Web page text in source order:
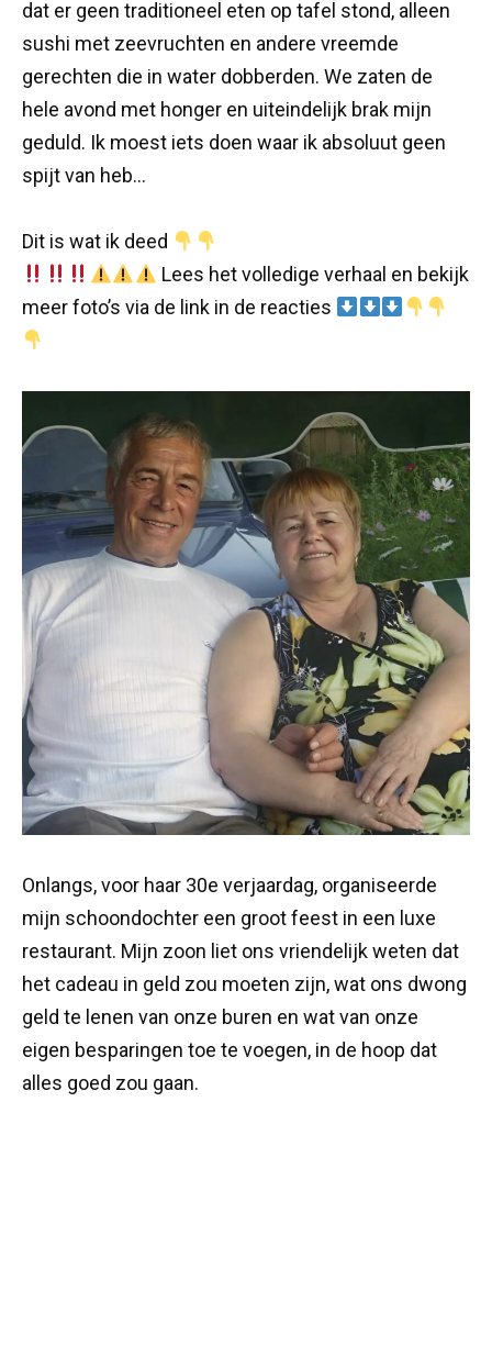
dat er geen traditioneel eten op tafel stond, alleen
sushi met zeevruchten en andere vreemde
gerechten die in water dobberden. We zaten de
hele avond met honger en uiteindelijk brak mijn
geduld. Ik moest iets doen waar ik absoluut geen
spijt van heb…
Dit is wat ik deed
Lees het volledige verhaal en bekijk
meer foto’s via de link in de reacties
Onlangs, voor haar 30e verjaardag, organiseerde
mijn schoondochter een groot feest in een luxe
restaurant. Mijn zoon liet ons vriendelijk weten dat
het cadeau in geld zou moeten zijn, wat ons dwong
geld te lenen van onze buren en wat van onze
eigen besparingen toe te voegen, in de hoop dat
alles goed zou gaan.